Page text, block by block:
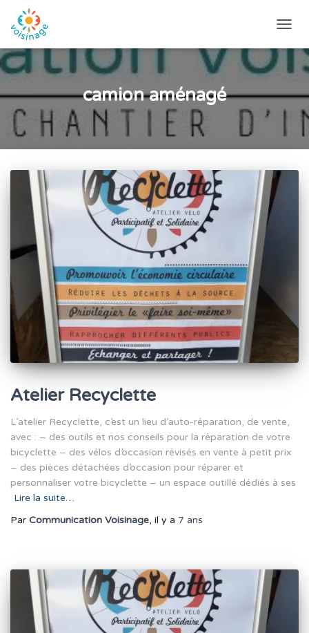
LA
camion aménagé
Atelier Recyclette
L’atelier Recyclette, c’est un lieu d’auto-réparation, de vente,
avec : – des outils et nos conseils pour la réparation de votre
bicyclette – des vélos d’occasion révisés en vente à petit prix
– des pièces détachées d’occasion pour réparer et
personnaliser votre bicyclette – un espace outillé dédiés à ses
Lire la suite…
Par Communication Voisinage, il y a 7 ans